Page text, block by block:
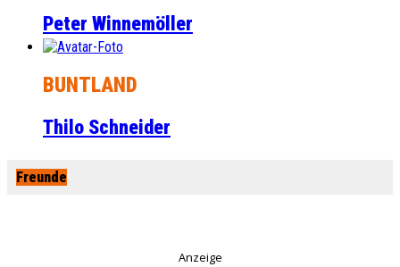
Peter Winnemöller
BUNTLAND
Thilo Schneider
Freunde
Anzeige